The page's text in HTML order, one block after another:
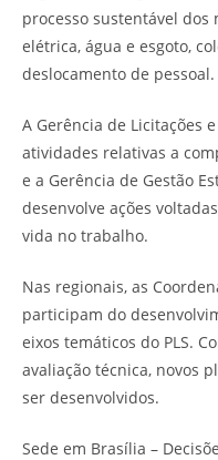
processo sustentável
elétrica, água e esgoto,
deslocamento de pessoal.
A Gerência de Licitações
atividades relativas a
e a Gerência de Gestão
desenvolve ações
vida no trabalho.
Nas regionais, as
participam do
eixos temáticos do PLS.
avaliação técnica, novos
ser desenvolvidos.
Sede em Brasília –